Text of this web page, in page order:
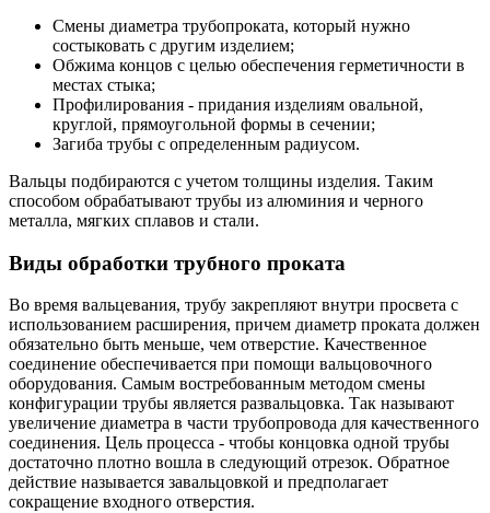
Смены диаметра трубопроката, который нужно
состыковать с другим изделием;
Обжима концов с целью обеспечения герметичности в
местах стыка;
Профилирования - придания изделиям овальной,
круглой, прямоугольной формы в сечении;
Загиба трубы с определенным радиусом.
Вальцы подбираются с учетом толщины изделия. Таким
способом обрабатывают трубы из алюминия и черного
металла, мягких сплавов и стали.
Виды обработки трубного проката
Во время вальцевания, трубу закрепляют внутри просвета с
использованием расширения, причем диаметр проката должен
обязательно быть меньше, чем отверстие. Качественное
соединение обеспечивается при помощи вальцовочного
оборудования. Самым востребованным методом смены
конфигурации трубы является развальцовка. Так называют
увеличение диаметра в части трубопровода для качественного
соединения. Цель процесса - чтобы концовка одной трубы
достаточно плотно вошла в следующий отрезок. Обратное
действие называется завальцовкой и предполагает
сокращение входного отверстия.